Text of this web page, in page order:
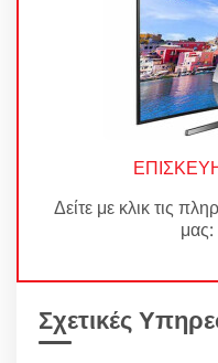
Δείτε με κλικ τις
μας:
Σχετικές